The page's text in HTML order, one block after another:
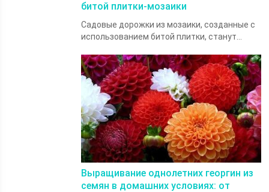
битой плитки-мозаики
Садовые дорожки из мозаики, созданные с
использованием битой плитки, станут...
Выращивание однолетних георгин из
семян в домашних условиях: от